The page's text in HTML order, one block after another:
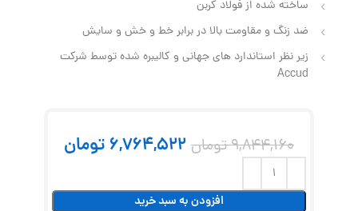
ساخته شده از فولاد کربن
ضد زنگ و مقاومت بالا در برابر خط و خش و سایش
زیر نظر استاندارد های جهانی و کالیبره شده توسط شرکت
Accud
9,844,160تومان 6,764,522 تومان
افزودن به سبد خرید